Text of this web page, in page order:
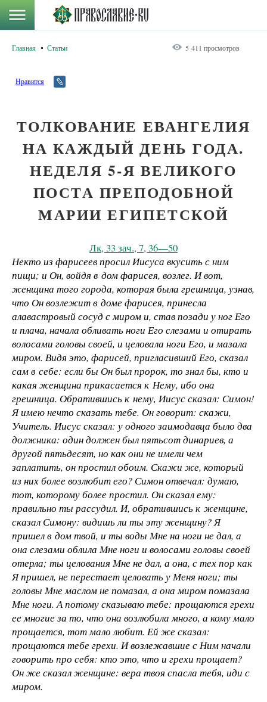
Главная Статьи 5 411 просмотров
Нравится
ТОЛКОВАНИЕ ЕВАНГЕЛИЯ
НА КАЖДЫЙ ДЕНЬ ГОДА.
НЕДЕЛЯ 5-Я ВЕЛИКОГО
ПОСТА ПРЕПОДОБНОЙ
МАРИИ ЕГИПЕТСКОЙ
Лк, 33 зач., 7, 36—50
Некто из фарисеев просил Иисуса вкусить с ним
пищи; и Он, войдя в дом фарисея, возлег. И вот,
женщина того города, которая была грешница, узнав,
что Он возлежит в доме фарисея, принесла
алавастровый сосуд с миром и, став позади у ног Его
и плача, начала обливать ноги Его слезами и отирать
волосами головы своей, и целовала ноги Его, и мазала
миром. Видя это, фарисей, пригласивший Его, сказал
сам в себе: если бы Он был пророк, то знал бы, кто и
какая женщина прикасается к Нему, ибо она
грешница. Обратившись к нему, Иисус сказал: Симон!
Я имею нечто сказать тебе. Он говорит: скажи,
Учитель. Иисус сказал: у одного заимодавца было два
должника: один должен был пятьсот динариев, а
другой пятьдесят, но как они не имели чем
заплатить, он простил обоим. Скажи же, который
из них более возлюбит его? Симон отвечал: думаю,
тот, которому более простил. Он сказал ему:
правильно ты рассудил. И, обратившись к женщине,
сказал Симону: видишь ли ты эту женщину? Я
пришел в дом твой, и ты воды Мне на ноги не дал, а
она слезами облила Мне ноги и волосами головы своей
отерла; ты целования Мне не дал, а она, с тех пор как
Я пришел, не перестает целовать у Меня ноги; ты
головы Мне маслом не помазал, а она миром помазала
Мне ноги. А потому сказываю тебе: прощаются грехи
ее многие за то, что она возлюбила много, а кому мало
прощается, тот мало любит. Ей же сказал:
прощаются тебе грехи. И возлежавшие с Ним начали
говорить про себя: кто это, что и грехи прощает?
Он же сказал женщине: вера твоя спасла тебя, иди с
миром.